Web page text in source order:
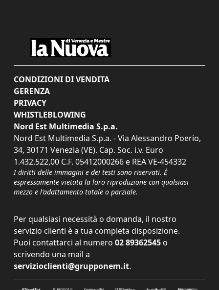
CONDIZIONI DI VENDITA
GERENZA
PRIVACY
WHISTLEBLOWING
Nord Est Multimedia S.p.a.
Nord Est Multimedia S.p.a. - Via Alessandro Poerio,
34, 30171 Venezia (VE). Cap. Soc. i.v. Euro
1.432.522,00 C.F. 05412000266 e REA VE-454332
I diritti delle immagini e dei testi sono riservati. È
espressamente vietata la loro riproduzione con qualsiasi
mezzo e l'adattamento totale o parziale.
Per qualsiasi necessità o domanda, il nostro
servizio clienti è a tua completa disposizione.
Puoi contattarci al numero 02 89362545 o
scrivendo una mail a
servizioclienti@grupponem.it.